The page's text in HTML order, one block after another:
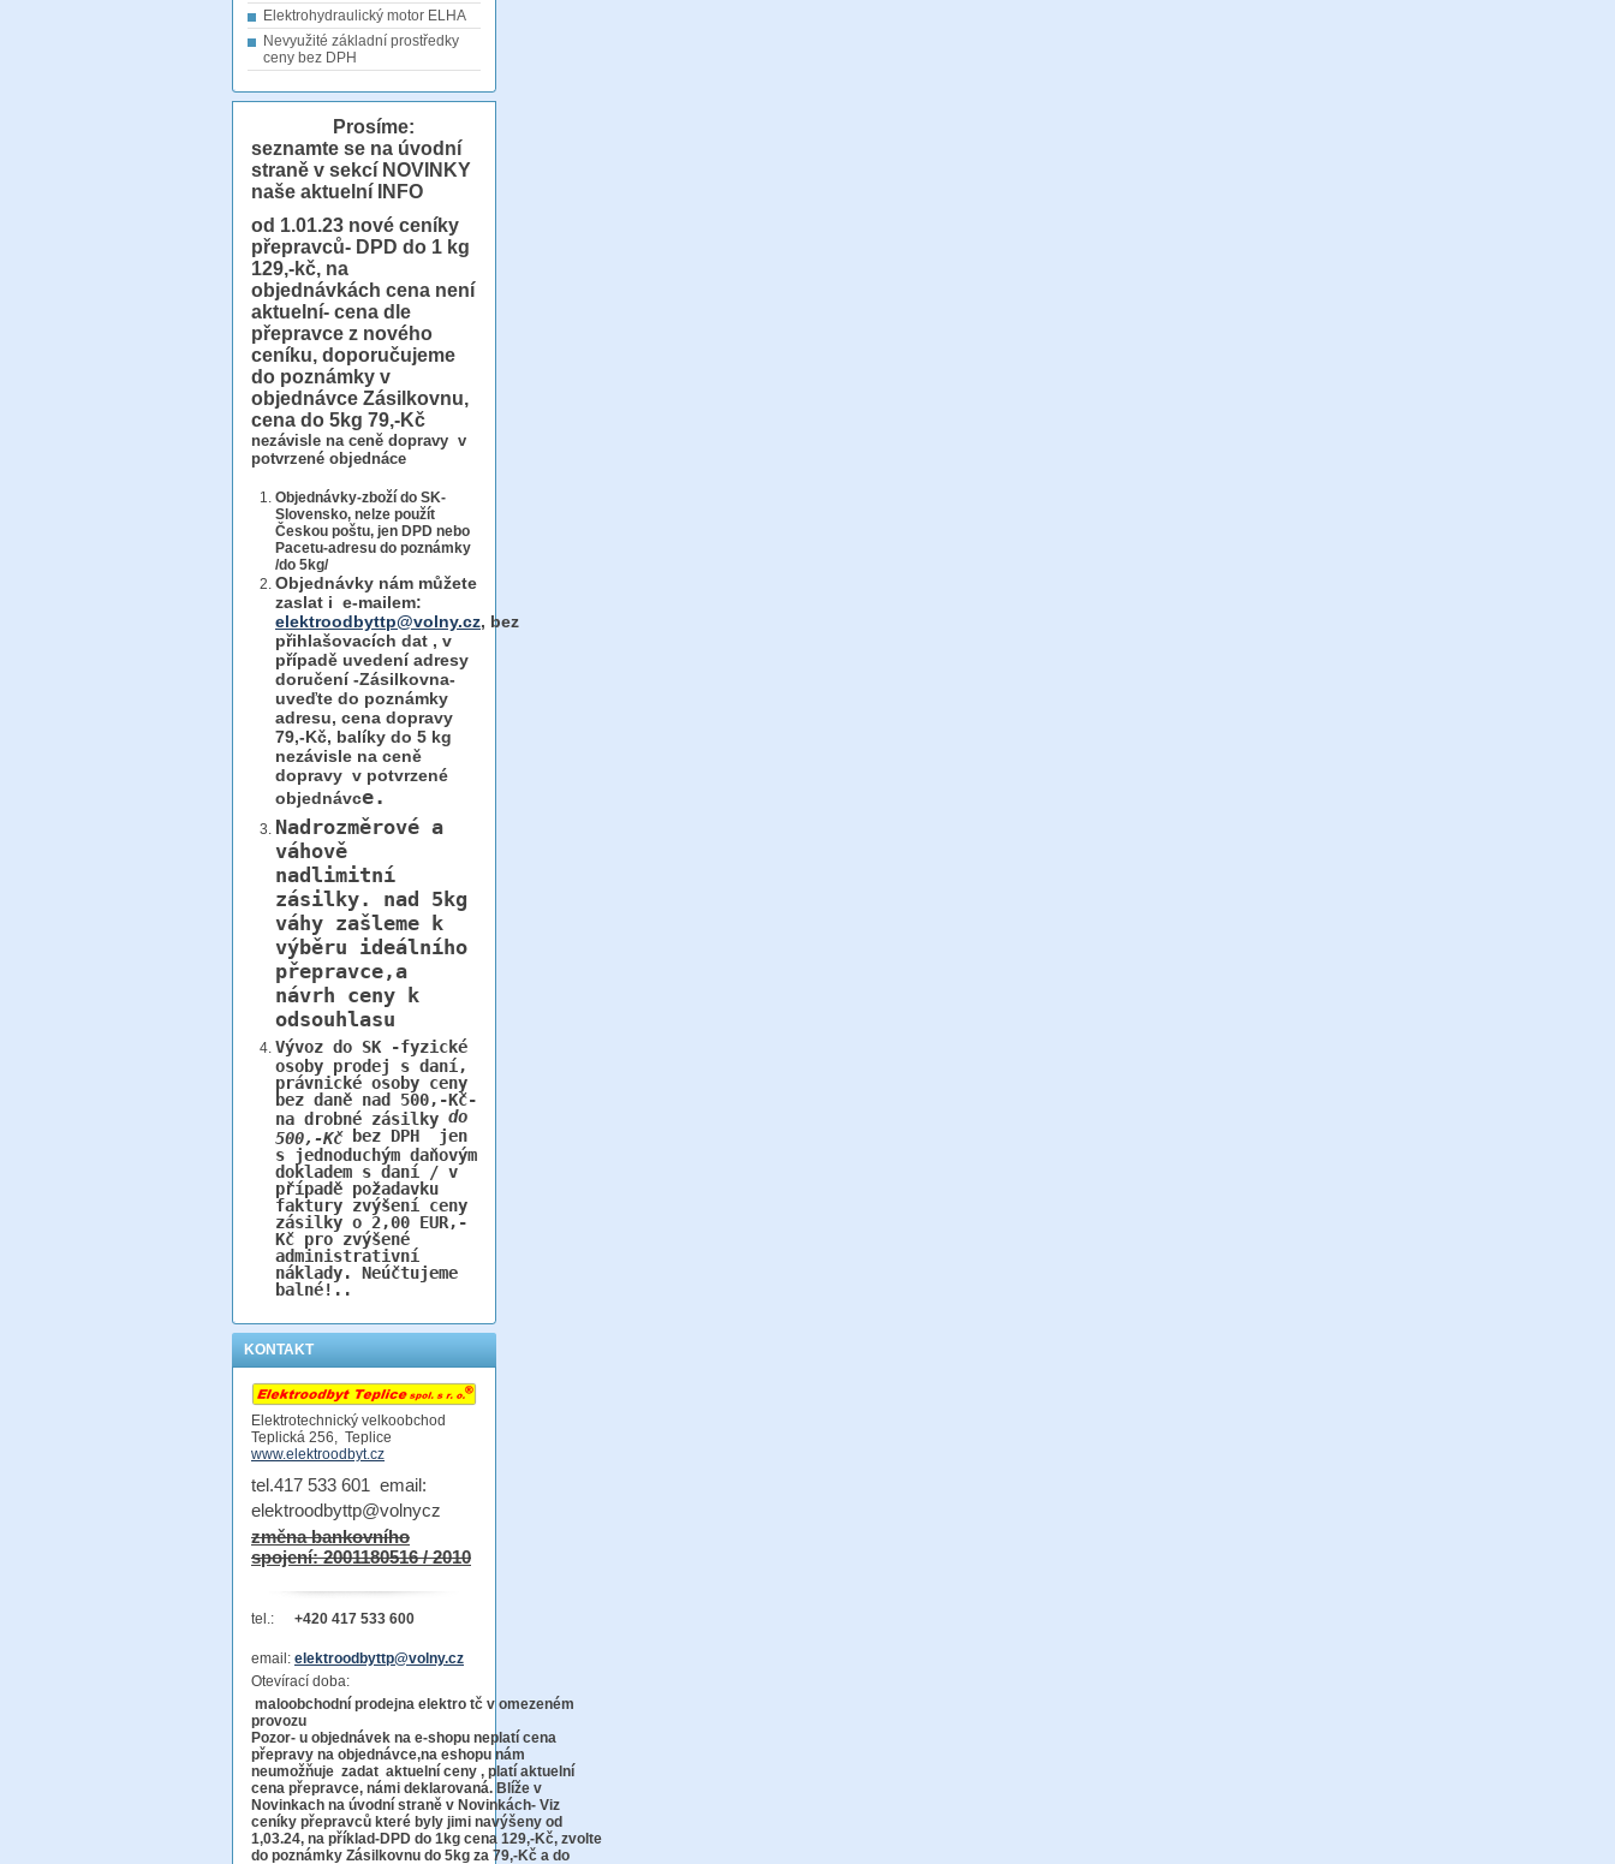
Elektrohydraulický motor ELHA
Nevyužité základní prostředky
ceny bez DPH
Prosíme:
seznamte se na úvodní
straně v sekcí NOVINKY
naše aktuelní INFO
od 1.01.23 nové ceníky
přepravců- DPD do 1 kg
129,-kč, na
objednávkách cena není
aktuelní- cena dle
přepravce z nového
ceníku, doporučujeme
do poznámky v
objednávce Zásilkovnu,
cena do 5kg 79,-Kč
nezávisle na ceně dopravy v
potvrzené objednáce
Objednávky-zboží do SK-
Slovensko, nelze použít
Českou poštu, jen DPD nebo
Pacetu-adresu do poznámky
/do 5kg/
Objednávky nám můžete
zaslat i e-mailem:
elektroodbyttp@volny.cz, bez
přihlašovacích dat , v
případě uvedení adresy
doručení -Zásilkovna-
uveďte do poznámky
adresu, cena dopravy
79,-Kč, balíky do 5 kg
nezávisle na ceně
dopravy v potvrzené
objednávce.
Nadrozměrové a
váhově
nadlimitní
zásilky. nad 5kg
váhy zašleme k
výběru ideálního
přepravce,a
návrh ceny k
odsouhlasu
Vývoz do SK -fyzické
osoby prodej s daní,
právnické osoby ceny
bez daně nad 500,-Kč-
na drobné zásilky do
500,-Kčbez DPH jen
s jednoduchým daňovým
dokladem s daní / v
případě požadavku
faktury zvýšení ceny
zásilky o 2,00 EUR,-
Kč pro zvýšené
administrativní
náklady. Neúčtujeme
balné!..
KONTAKT
Elektrotechnický velkoobchod
Teplická 256, Teplice
www.elektroodbyt.cz
tel.417 533 601 email:
elektroodbyttp@volnycz
změna bankovního
spojení: 2001180516 / 2010
tel.: +420 417 533 600
email: elektroodbyttp@volny.cz
Otevírací doba:
maloobchodní prodejna elektro tč v omezeném
provozu
Pozor- u objednávek na e-shopu neplatí cena
přepravy na objednávce,na eshopu nám
neumožňuje zadat aktuelní ceny , platí aktuelní
cena přepravce, námi deklarovaná. Blíže v
Novinkach na úvodní straně v Novinkách- Viz
ceníky přepravců které byly jimi navýšeny od
1,03.24, na příklad-DPD do 1kg cena 129,-Kč, zvolte
do poznámky Zásilkovnu do 5kg za 79,-Kč a do